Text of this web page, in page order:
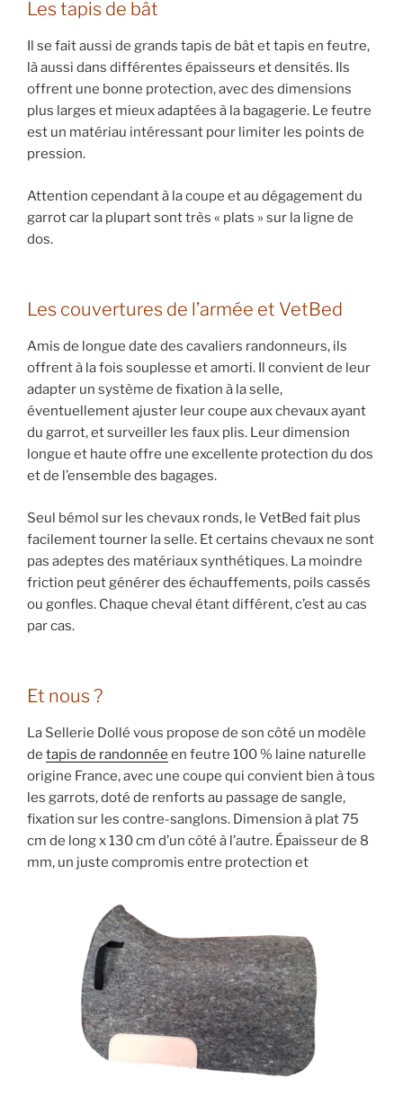
Les tapis de bât
Il se fait aussi de grands tapis de bât et tapis en feutre,
là aussi dans différentes épaisseurs et densités. Ils
offrent une bonne protection, avec des dimensions
plus larges et mieux adaptées à la bagagerie. Le feutre
est un matériau intéressant pour limiter les points de
pression.
Attention cependant à la coupe et au dégagement du
garrot car la plupart sont très « plats » sur la ligne de
dos.
Les couvertures de l’armée et VetBed
Amis de longue date des cavaliers randonneurs, ils
offrent à la fois souplesse et amorti. Il convient de leur
adapter un système de fixation à la selle,
éventuellement ajuster leur coupe aux chevaux ayant
du garrot, et surveiller les faux plis. Leur dimension
longue et haute offre une excellente protection du dos
et de l’ensemble des bagages.
Seul bémol sur les chevaux ronds, le VetBed fait plus
facilement tourner la selle. Et certains chevaux ne sont
pas adeptes des matériaux synthétiques. La moindre
friction peut générer des échauffements, poils cassés
ou gonfles. Chaque cheval étant différent, c’est au cas
par cas.
Et nous ?
La Sellerie Dollé vous propose de son côté un modèle
de tapis de randonnée en feutre 100 % laine naturelle
origine France, avec une coupe qui convient bien à tous
les garrots, doté de renforts au passage de sangle,
fixation sur les contre-sanglons. Dimension à plat 75
cm de long x 130 cm d’un côté à l’autre. Épaisseur de 8
mm, un juste compromis entre protection et